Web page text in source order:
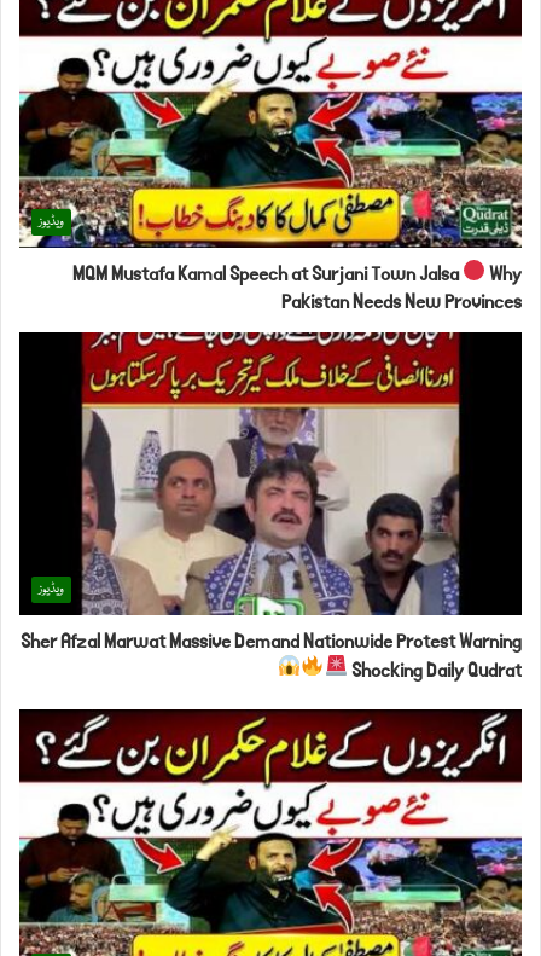
ویڈیوز
MQM Mustafa Kamal Speech at Surjani Town Jalsa
Why
Pakistan Needs New Provinces
ویڈیوز
Sher Afzal Marwat Massive Demand Nationwide Protest Warning
Shocking Daily Qudrat